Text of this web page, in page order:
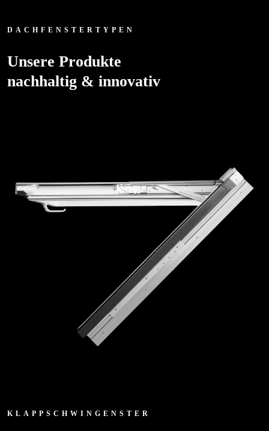
DACHFENSTERTYPEN
Unsere Produkte
nachhaltig & innovativ
KLAPPSCHWINGENSTER